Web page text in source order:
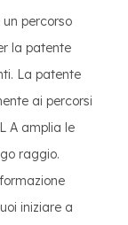
percorso
la patente
La patente
ai percorsi
A amplia le
raggio.
iniziare a